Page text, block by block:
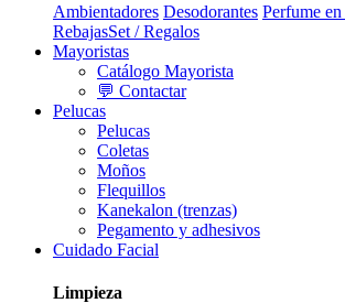
Ambientadores Desodorantes Perfume en
RebajasSet / Regalos
Mayoristas
Catálogo Mayorista
💬 Contactar
Pelucas
Pelucas
Coletas
Moños
Flequillos
Kanekalon (trenzas)
Pegamento y adhesivos
Cuidado Facial
Limpieza